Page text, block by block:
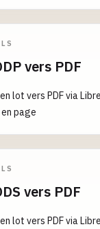
vers PDF
lot vers PDF via
page
vers PDF
lot vers PDF via